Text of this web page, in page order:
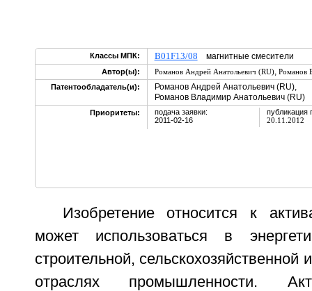
Классы МПК: B01F13/08 магнитные смесители
Автор(ы): Романов Андрей Анатольевич (RU), Романов
Патентообладатель(и):
Романов Андрей Анатольевич (RU),
Романов Владимир Анатольевич (RU)
Приоритеты:
подача заявки:
2011-02-16
публикация
20.11.2012
Изобретение относится к
может использоваться в
строительной, сельскохозяйственной
отраслях промышленности.